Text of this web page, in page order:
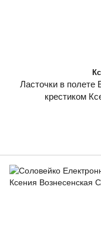
Ласточки в полете
крестиком